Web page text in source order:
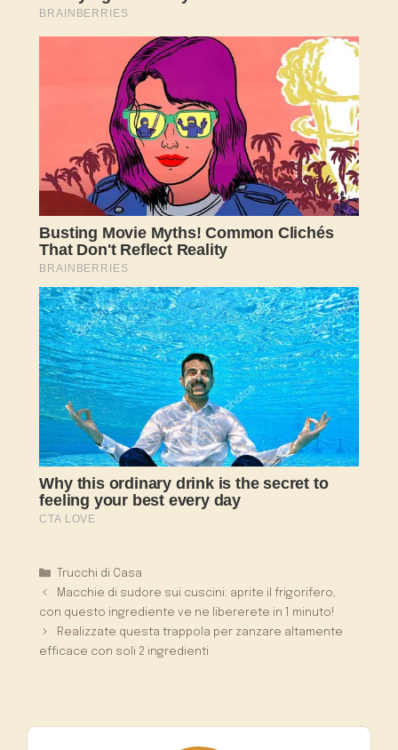
Categorie
Trucchi di Casa
Macchie di sudore sui cuscini: aprite il frigorifero,
con questo ingrediente ve ne libererete in 1 minuto!
Realizzate questa trappola per zanzare altamente
efficace con soli 2 ingredienti